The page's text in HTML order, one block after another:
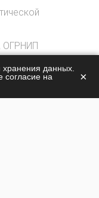
ОГРНИП
данных.
согласие на
×